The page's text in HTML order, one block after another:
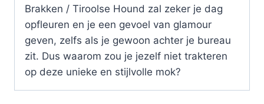
Brakken / Tiroolse Hound zal zeker je dag
opfleuren en je een gevoel van glamour
geven, zelfs als je gewoon achter je bureau
zit. Dus waarom zou je jezelf niet trakteren
op deze unieke en stijlvolle mok?